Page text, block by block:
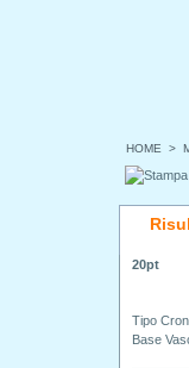
HOME >
20pt
Tipo
Base